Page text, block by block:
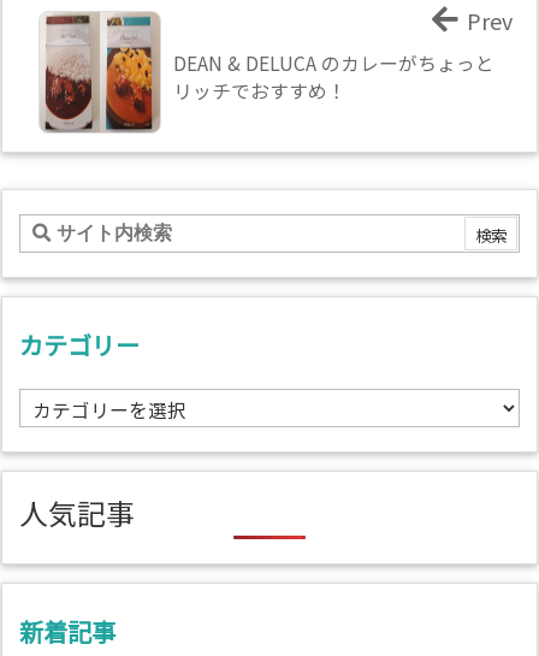
DEAN & DELUCA のカレーがちょっと
リッチでおすすめ！
Prev
カテゴリー
カ
テ
ゴ
ー
人気記事
新着記事